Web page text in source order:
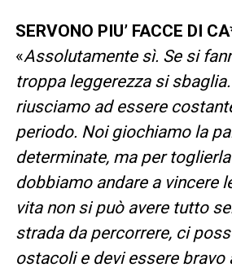
SERVONO PIU’ FACCE DI
«Assolutamente sì. Se si
troppa leggerezza si
riusciamo ad essere
periodo. Noi giochiamo la
determinate, ma per
dobbiamo andare a vincere
vita non si può avere tutto
strada da percorrere, ci
ostacoli e devi essere bravo